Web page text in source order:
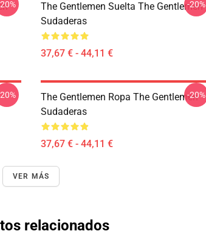
The Gentlemen Suelta The Gentlemen
Sudaderas
37,67 € - 44,11 €
-20%
The Gentlemen Ropa The Gentlemen
Sudaderas
37,67 € - 44,11 €
-20%
VER MÁS
relacionados